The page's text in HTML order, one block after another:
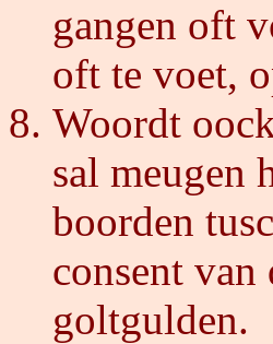
gangen oft
oft te voet,
Woordt
sal meugen
boorden
consent van
goltgulden.